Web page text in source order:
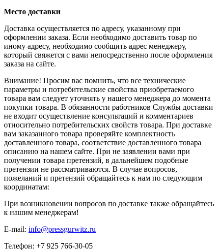
Место доставки
Доставка осуществляется по адресу, указанному при
оформлении заказа. Если необходимо доставить товар по
иному адресу, необходимо сообщить адрес менеджеру,
который свяжется с вами непосредственно после оформления
заказа на сайте.
Внимание! Просим вас помнить, что все технические
параметры и потребительские свойства приобретаемого
товара вам следует уточнять у нашего менеджера до момента
покупки товара. В обязанности работников Службы доставки
не входит осуществление консультаций и комментариев
относительно потребительских свойств товара. При доставке
вам заказанного товара проверяйте комплектность
доставленного товара, соответствие доставленного товара
описанию на нашем сайте. При не заявлении вами при
получении товара претензий, в дальнейшем подобные
претензии не рассматриваются. В случае вопросов,
пожеланий и претензий обращайтесь к нам по следующим
координатам:
При возникновении вопросов по доставке также обращайтесь
к нашим менеджерам!
E-mail: info@pressgurwitz.ru
Телефон: +7 925 766-30-05